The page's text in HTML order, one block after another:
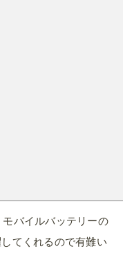
バイルバッテリーの
てくれるので有難い